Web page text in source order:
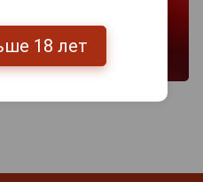
18 лет